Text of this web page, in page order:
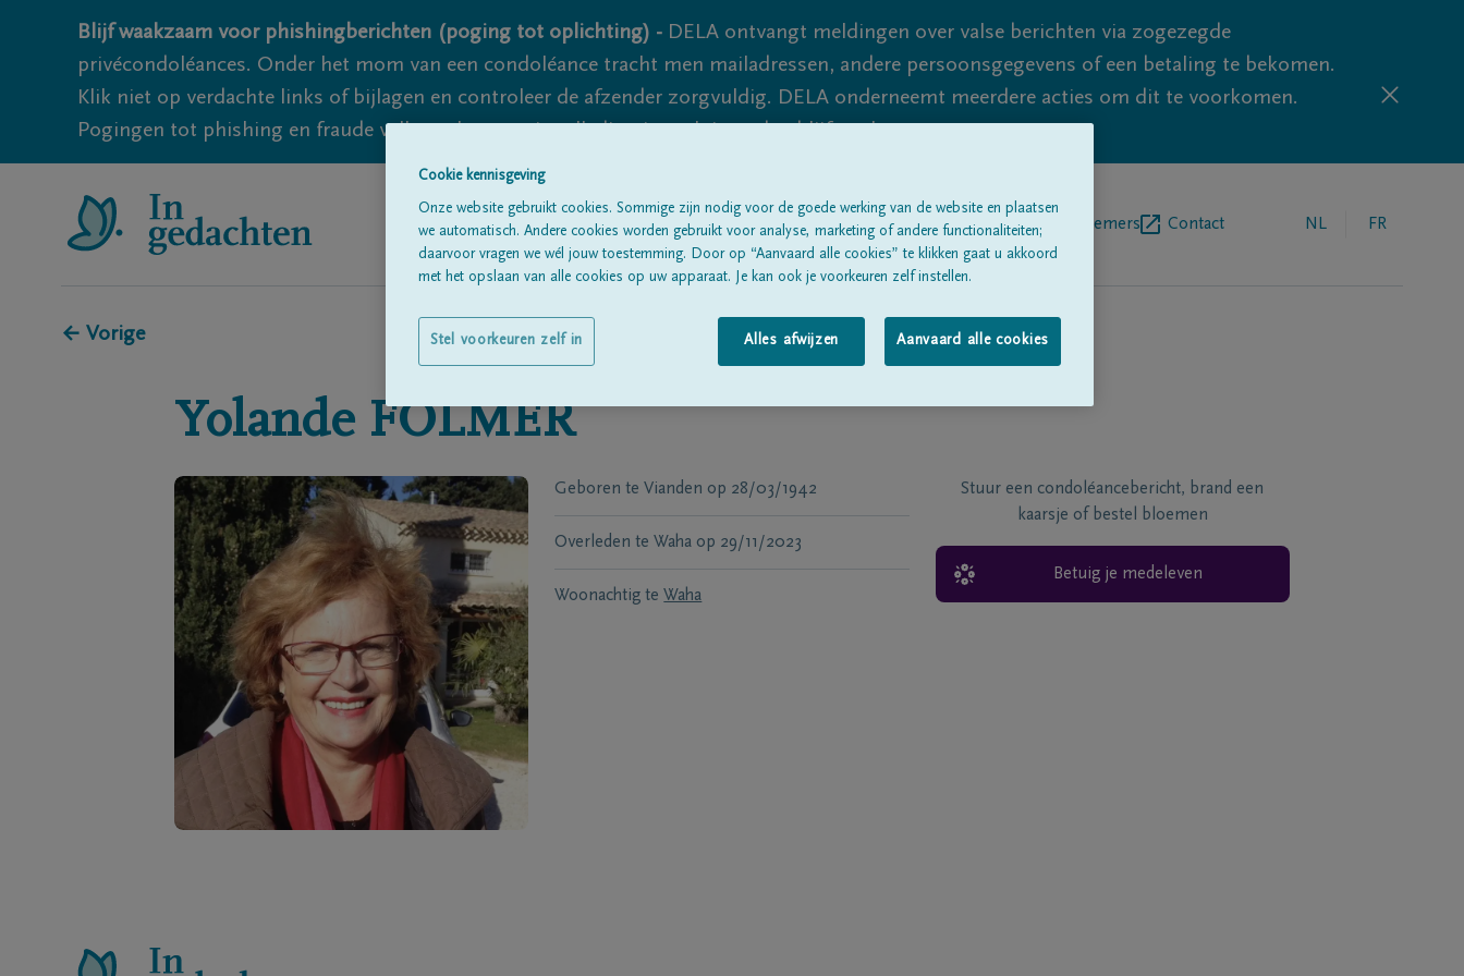
Blijf waakzaam voor phishingberichten (poging tot oplichting) - DELA ontvangt meldingen over valse berichten via zogezegde
privécondoléances. Onder het mom van een condoléance tracht men mailadressen, andere persoonsgegevens of een betaling te bekomen.
Klik niet op verdachte links of bijlagen en controleer de afzender zorgvuldig. DELA onderneemt meerdere acties om dit te voorkomen.
Pogingen tot phishing en fraude vallen echter nooit volledig uit te sluiten, dus blijf waakzaam.
Alle rouwberichtenOver onsBegrafenisondernemers Contact NL FR
← Vorige
Yolande FOLMER
Geboren te Vianden op 28/03/1942
Overleden te Waha op 29/11/2023
Woonachtig te Waha
Stuur een condoléancebericht, brand een
kaarsje of bestel bloemen
Betuig je medeleven
Cookie kennisgeving
Onze website gebruikt cookies. Sommige zijn nodig voor de goede werking van de website en plaatsen
we automatisch. Andere cookies worden gebruikt voor analyse, marketing of andere functionaliteiten;
daarvoor vragen we wél jouw toestemming. Door op “Aanvaard alle cookies” te klikken gaat u akkoord
met het opslaan van alle cookies op uw apparaat. Je kan ook je voorkeuren zelf instellen.
Alles afwijzen Aanvaard alle cookies
Stel voorkeuren zelf in